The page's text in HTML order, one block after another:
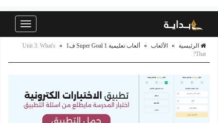
Toggle
الرئيسية » الألعاب » ألعاب تعليمية Super Goal 1 ف1 »
Unit 3: What's
That?